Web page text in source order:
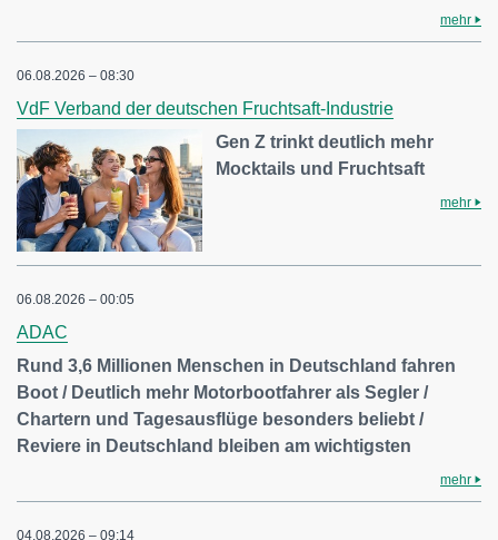
mehr
06.08.2026 – 08:30
VdF Verband der deutschen Fruchtsaft-Industrie
Gen Z trinkt deutlich mehr
Mocktails und Fruchtsaft
mehr
06.08.2026 – 00:05
ADAC
Rund 3,6 Millionen Menschen in Deutschland fahren
Boot / Deutlich mehr Motorbootfahrer als Segler /
Chartern und Tagesausflüge besonders beliebt /
Reviere in Deutschland bleiben am wichtigsten
mehr
04.08.2026 – 09:14